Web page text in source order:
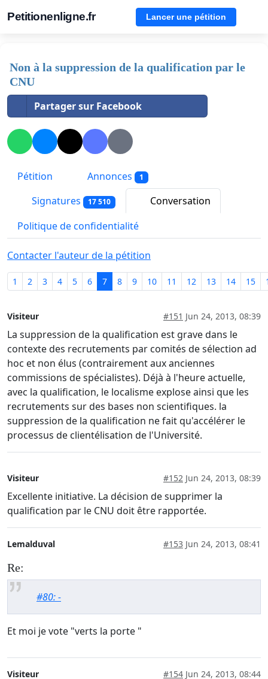
Petitionenligne.fr Lancer une pétition
Non à la suppression de la qualification par le
CNU
Partager sur Facebook
Pétition Annonces 1
Signatures 17 510
Conversation
Politique de confidentialité
Contacter l'auteur de la pétition
1 2 3 4 5 6 7 8 9 10 11 12 13 14 15
Visiteur #151 Jun 24, 2013, 08:39
La suppression de la qualification est grave dans le
contexte des recrutements par comités de sélection ad
hoc et non élus (contrairement aux anciennes
commissions de spécialistes). Déjà à l'heure actuelle,
avec la qualification, le localisme explose ainsi que les
recrutements sur des bases non scientifiques. la
suppression de la qualification ne fait qu'accélérer le
processus de clientélisation de l'Université.
Visiteur #152 Jun 24, 2013, 08:39
Excellente initiative. La décision de supprimer la
qualification par le CNU doit être rapportée.
Lemalduval #153 Jun 24, 2013, 08:41
Re:
#80: -
Et moi je vote "verts la porte "
Visiteur #154 Jun 24, 2013, 08:44